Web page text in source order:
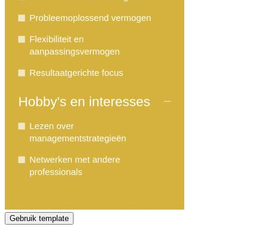
Gebruik template